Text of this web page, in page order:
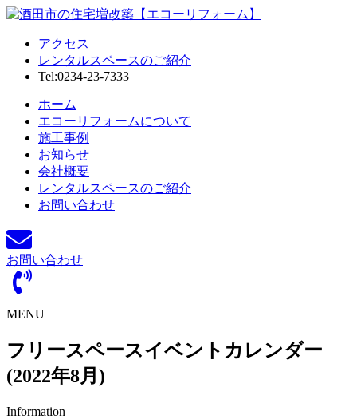
アクセス
レンタルスペースのご紹介
Tel:0234-23-7333
ホーム
エコーリフォームについて
施工事例
お知らせ
会社概要
レンタルスペースのご紹介
お問い合わせ
お問い合わせ
MENU
フリースペースイベントカレンダー
(2022年8月)
Information